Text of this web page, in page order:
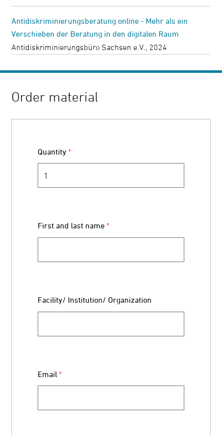
Antidiskriminierungsberatung online - Mehr als ein
Verschieben der Beratung in den digitalen Raum
Antidiskriminierungsbüro Sachsen e.V., 2024
Order material
Quantity*
First and last name*
Facility/ Institution/ Organization
Email*